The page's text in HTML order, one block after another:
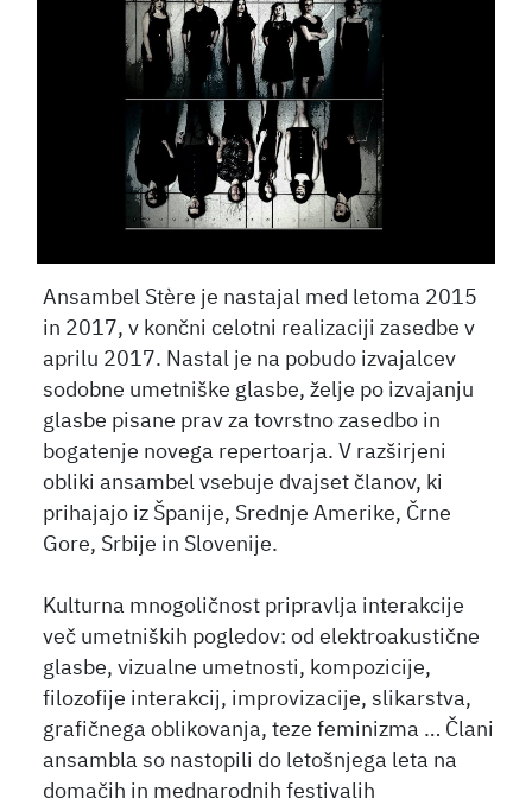
Ansambel Stère je nastajal med letoma 2015
in 2017, v končni celotni realizaciji zasedbe v
aprilu 2017. Nastal je na pobudo izvajalcev
sodobne umetniške glasbe, želje po izvajanju
glasbe pisane prav za tovrstno zasedbo in
bogatenje novega repertoarja. V razširjeni
obliki ansambel vsebuje dvajset članov, ki
prihajajo iz Španije, Srednje Amerike, Črne
Gore, Srbije in Slovenije.
Kulturna mnogoličnost pripravlja interakcije
več umetniških pogledov: od elektroakustične
glasbe, vizualne umetnosti, kompozicije,
filozofije interakcij, improvizacije, slikarstva,
grafičnega oblikovanja, teze feminizma … Člani
ansambla so nastopili do letošnjega leta na
domačih in mednarodnih festivalih